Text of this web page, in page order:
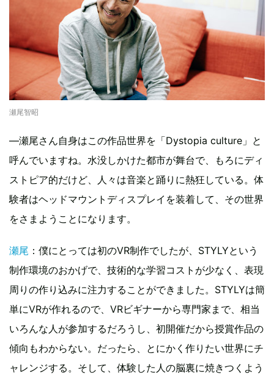
瀬尾智昭
—瀬尾さん自身はこの作品世界を「Dystopia culture」と
呼んでいますね。水没しかけた都市が舞台で、もろにディ
ストピア的だけど、人々は音楽と踊りに熱狂している。体
験者はヘッドマウントディスプレイを装着して、その世界
をさまようことになります。
瀬尾 ：僕にとっては初のVR制作でしたが、STYLYという
制作環境のおかげで、技術的な学習コストが少なく、表現
周りの作り込みに注力することができました。STYLYは簡
単にVRが作れるので、VRビギナーから専門家まで、相当
いろんな人が参加するだろうし、初開催だから授賞作品の
傾向もわからない。だったら、とにかく作りたい世界にチ
ャレンジする。そして、体験した人の脳裏に焼きつくよう